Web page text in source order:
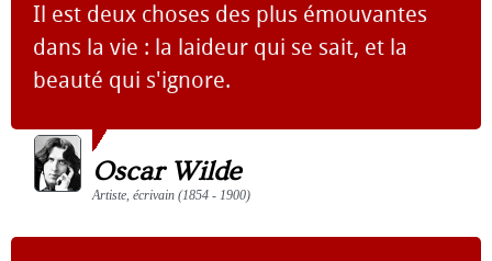
Il est deux choses des plus émouvantes
dans la vie : la laideur qui se sait, et la
beauté qui s'ignore.
Oscar Wilde
Artiste, écrivain (1854 - 1900)